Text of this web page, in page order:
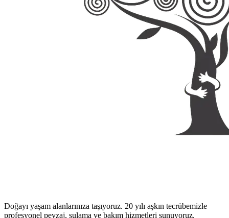
Doğayı yaşam alanlarınıza taşıyoruz. 20 yılı aşkın tecrübemizle
profesyonel peyzaj, sulama ve bakım hizmetleri sunuyoruz.